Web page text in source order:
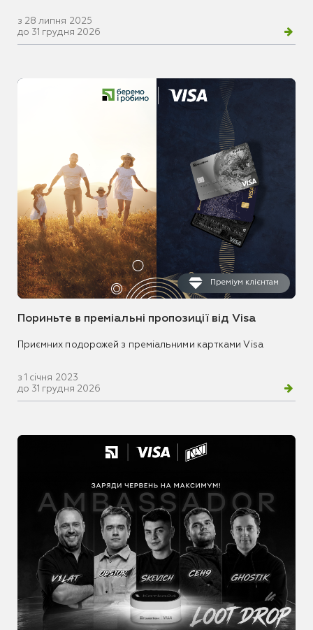
з 28 липня 2025
до 31 грудня 2026
Преміум клієнтам
Пориньте в преміальні пропозиції від Visa
Приємних подорожей з преміальними картками Visa
з 1 січня 2023
до 31 грудня 2026